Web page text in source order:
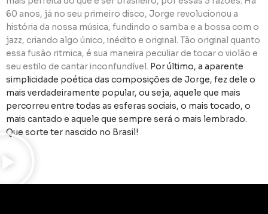
60 anos, já no seu primeiro disco, Jorge revolucionou a
história da nossa música, fundindo o samba e a bossa com o
jazz, criando algo único, inédito e original. Tão original quanto
essa fusão ritmica, é sua maneira peculiar de tocar o violão e
seu estilo de cantar inconfundível. Por último, a aparente
simplicidade poética das composições de Jorge, fez dele o
mais verdadeiramente popular, ou seja, aquele que mais
percorreu entre todas as esferas sociais, o mais tocado, o
mais cantado e aquele que sempre será o mais lembrado.
Que sorte ter nascido no Brasil!